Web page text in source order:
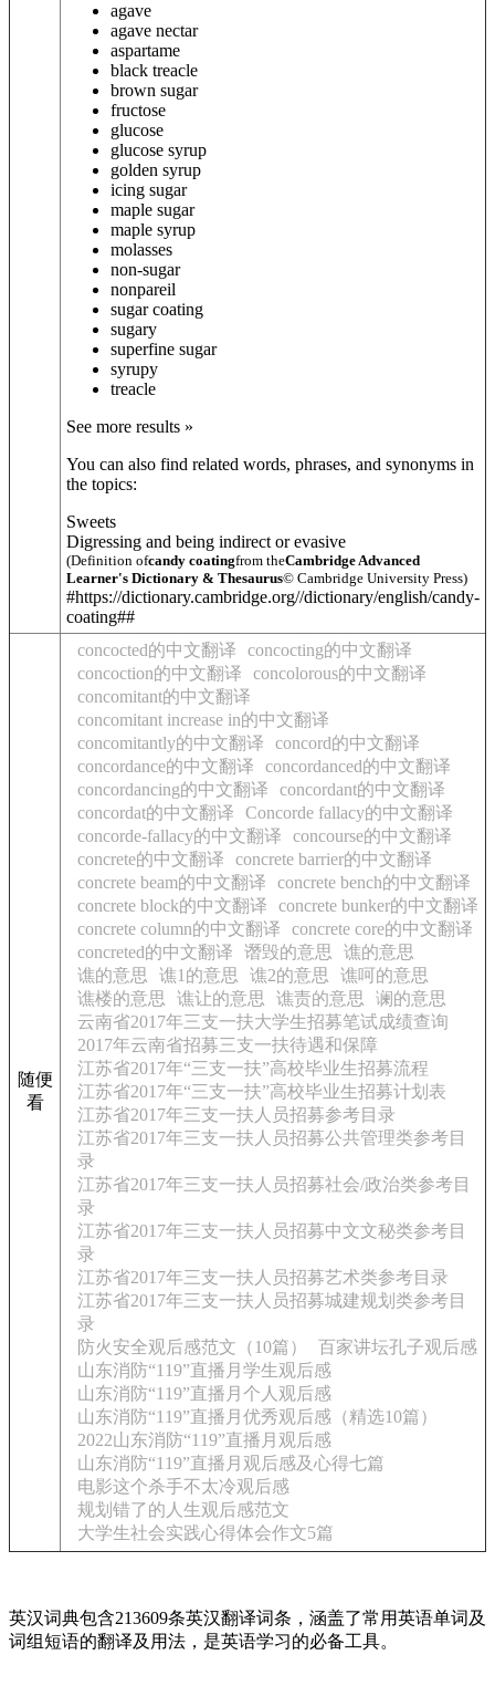
agave
agave nectar
aspartame
black treacle
brown sugar
fructose
glucose
glucose syrup
golden syrup
icing sugar
maple sugar
maple syrup
molasses
non-sugar
nonpareil
sugar coating
sugary
superfine sugar
syrupy
treacle
See more results »
You can also find related words, phrases, and synonyms in
the topics:
Sweets
Digressing and being indirect or evasive
(Definition ofcandy coatingfrom theCambridge Advanced
Learner's Dictionary & Thesaurus© Cambridge University Press)
#https://dictionary.cambridge.org//dictionary/english/candy-
coating##
随便
看
concocted的中文翻译
concocting的中文翻译
concoction的中文翻译
concolorous的中文翻译
concomitant的中文翻译
concomitant increase in的中文翻译
concomitantly的中文翻译
concord的中文翻译
concordance的中文翻译
concordanced的中文翻译
concordancing的中文翻译
concordant的中文翻译
concordat的中文翻译
Concorde fallacy的中文翻译
concorde-fallacy的中文翻译
concourse的中文翻译
concrete的中文翻译
concrete barrier的中文翻译
concrete beam的中文翻译
concrete bench的中文翻译
concrete block的中文翻译
concrete bunker的中文翻译
concrete column的中文翻译
concrete core的中文翻译
concreted的中文翻译
谮毁的意思
谯的意思
谯的意思
谯1的意思 谯2的意思
谯呵的意思
谯楼的意思
谯让的意思 谯责的意思
谰的意思
云南省2017年三支一扶大学生招募笔试成绩查询
2017年云南省招募三支一扶待遇和保障
江苏省2017年“三支一扶”高校毕业生招募流程
江苏省2017年“三支一扶”高校毕业生招募计划表
江苏省2017年三支一扶人员招募参考目录
江苏省2017年三支一扶人员招募公共管理类参考目
录
江苏省2017年三支一扶人员招募社会/政治类参考目
录
江苏省2017年三支一扶人员招募中文文秘类参考目
录
江苏省2017年三支一扶人员招募艺术类参考目录
江苏省2017年三支一扶人员招募城建规划类参考目
录
防火安全观后感范文（10篇）
百家讲坛孔子观后感
山东消防“119”直播月学生观后感
山东消防“119”直播月个人观后感
山东消防“119”直播月优秀观后感（精选10篇）
2022山东消防“119”直播月观后感
山东消防“119”直播月观后感及心得七篇
电影这个杀手不太冷观后感
规划错了的人生观后感范文
大学生社会实践心得体会作文5篇
英汉词典包含213609条英汉翻译词条，涵盖了常用英语单词及
词组短语的翻译及用法，是英语学习的必备工具。